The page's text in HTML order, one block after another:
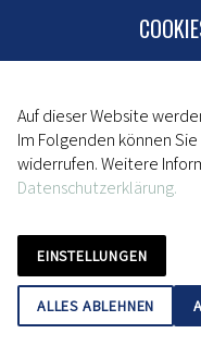
Auf dieser Website
Im Folgenden können
widerrufen. Weitere
Datenschutzerklärung.
EINSTELLUNGEN
ALLES ABLEHNEN